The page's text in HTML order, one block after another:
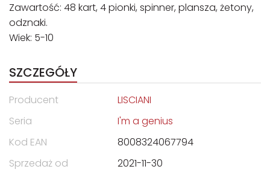
Zawartość: 48 kart, 4 pionki, spinner, plansza, żetony,
odznaki.
Wiek: 5-10
SZCZEGÓŁY
Producent
LISCIANI
Seria
I'm a genius
Kod EAN
8008324067794
Sprzedaż od
2021-11-30